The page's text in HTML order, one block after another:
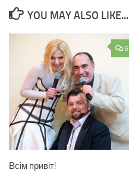
YOU MAY ALSO LIKE...
6
Всім привіт!